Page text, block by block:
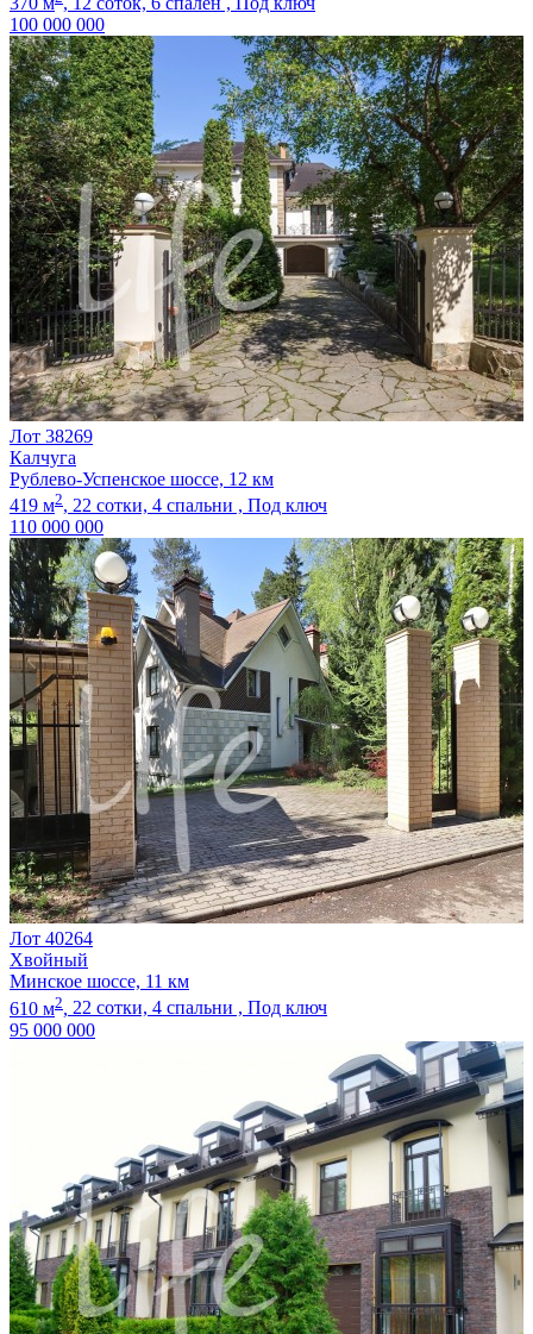
100 000 000
Лот 38269
Калчуга
Рублево-Успенское шоссе, 12 км
419 м2, 22 сотки, 4 спальни , Под ключ
110 000 000
Лот 40264
Хвойный
Минское шоссе, 11 км
610 м2, 22 сотки, 4 спальни , Под ключ
95 000 000